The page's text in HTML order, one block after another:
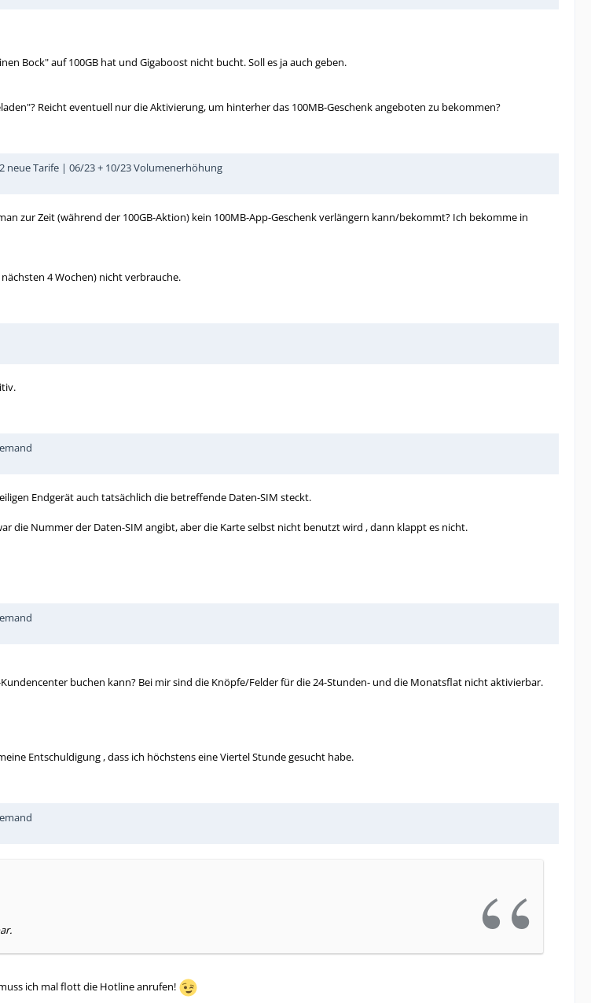
Bock" auf 100GB hat und Gigaboost nicht bucht. Soll es ja auch geben.
Reicht eventuell nur die Aktivierung, um hinterher das 100MB-Geschenk angeboten zu bekommen?
neue Tarife | 06/23 + 10/23 Volumenerhöhung
zur Zeit (während der 100GB-Aktion) kein 100MB-App-Geschenk verlängern kann/bekommt? Ich bekomme in
4 Wochen) nicht verbrauche.
Endgerät auch tatsächlich die betreffende Daten-SIM steckt.
die Nummer der Daten-SIM angibt, aber die Karte selbst nicht benutzt wird , dann klappt es nicht.
buchen kann? Bei mir sind die Knöpfe/Felder für die 24-Stunden- und die Monatsflat nicht aktivierbar.
Entschuldigung , dass ich höchstens eine Viertel Stunde gesucht habe.
ich mal flott die Hotline anrufen!